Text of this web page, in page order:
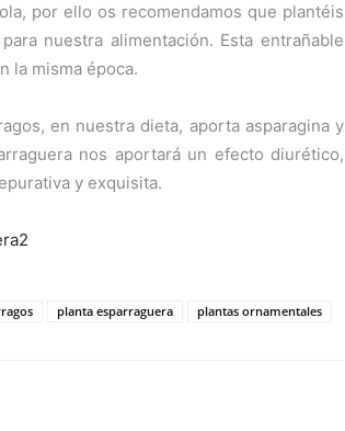
por ello os recomendamos que plantéis
nuestra alimentación. Esta entrañable
la misma época.
en nuestra dieta, aporta asparagina y
nos aportará un efecto diurético,
y exquisita.
planta esparraguera plantas ornamentales